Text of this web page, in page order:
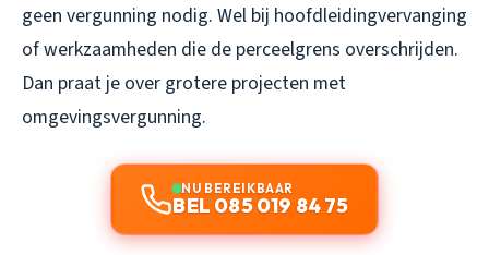
geen vergunning nodig. Wel bij hoofdleidingvervanging
of werkzaamheden die de perceelgrens overschrijden.
Dan praat je over grotere projecten met
omgevingsvergunning.
NU BEREIKBAAR
BEL 085 019 84 75